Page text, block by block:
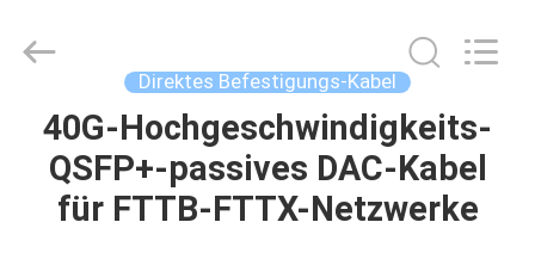
HAUS
PRODUKTE
Co.,Ltd.
Developed
Direktes Befestigungs-Kabel
40G-Hochgeschwindigkeits-
QSFP+-passives DAC-Kabel
für FTTB-FTTX-Netzwerke